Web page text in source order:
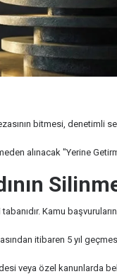
bitmesi, denetimli
alınacak "Yerine
tabanıdır. Kamu
itibaren 5 yıl
veya özel kanunlarda